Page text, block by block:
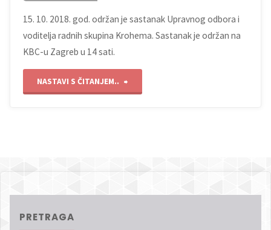
15. 10. 2018. god. održan je sastanak Upravnog odbora i
voditelja radnih skupina Krohema. Sastanak je održan na
KBC-u Zagreb u 14 sati.
NASTAVI S ČITANJEM.. "Sastanak
PRETRAGA